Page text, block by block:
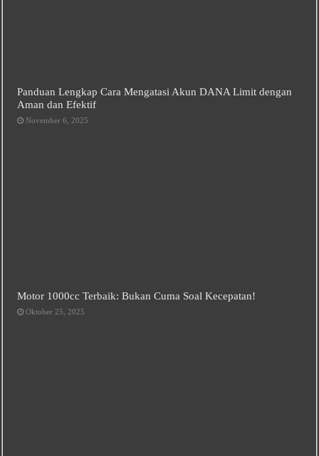
Panduan Lengkap Cara Mengatasi Akun DANA Limit dengan
Aman dan Efektif
November 6, 2025
Motor 1000cc Terbaik: Bukan Cuma Soal Kecepatan!
Oktober 25, 2025